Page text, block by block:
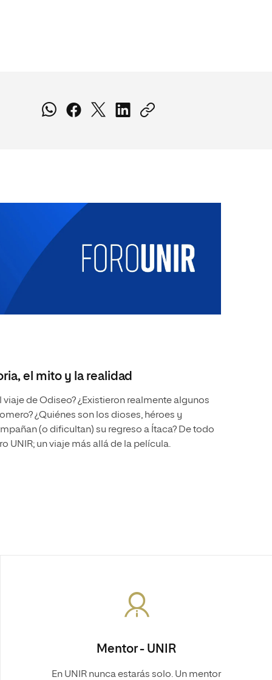
el mito y la realidad
de Odiseo? ¿Existieron realmente algunos
¿Quiénes son los dioses, héroes y
(o dificultan) su regreso a Ítaca? De todo
UNIR; un viaje más allá de la película.
Mentor - UNIR
En UNIR nunca estarás solo. Un mentor